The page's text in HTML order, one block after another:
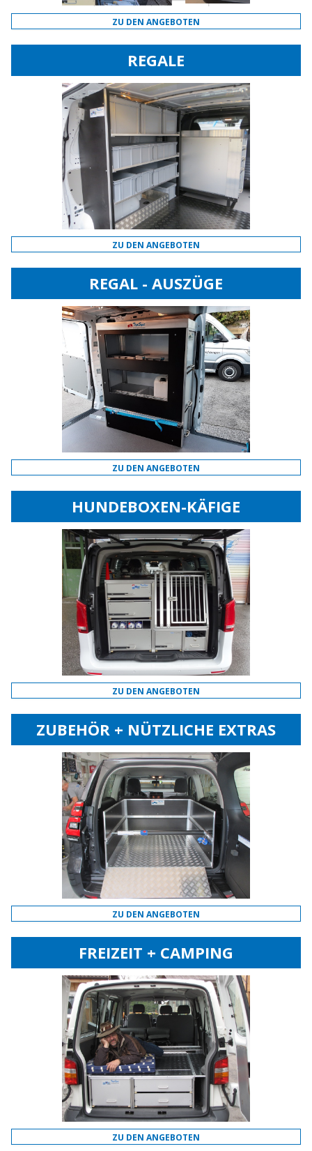
ZU DEN ANGEBOTEN
REGALE
ZU DEN ANGEBOTEN
REGAL - AUSZÜGE
ZU DEN ANGEBOTEN
HUNDEBOXEN-KÄFIGE
ZU DEN ANGEBOTEN
ZUBEHÖR + NÜTZLICHE EXTRAS
ZU DEN ANGEBOTEN
FREIZEIT + CAMPING
ZU DEN ANGEBOTEN